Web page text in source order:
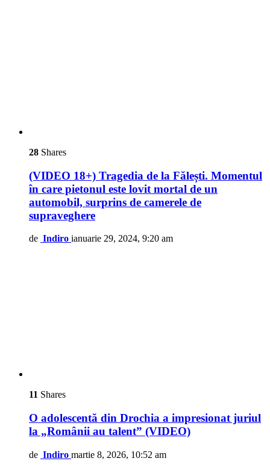
28 Shares
(VIDEO 18+) Tragedia de la Fălești. Momentul
în care pietonul este lovit mortal de un
automobil, surprins de camerele de
supraveghere
de Indiro ianuarie 29, 2024, 9:20 am
11 Shares
O adolescentă din Drochia a impresionat juriul
la „Românii au talent” (VIDEO)
de Indiro martie 8, 2026, 10:52 am